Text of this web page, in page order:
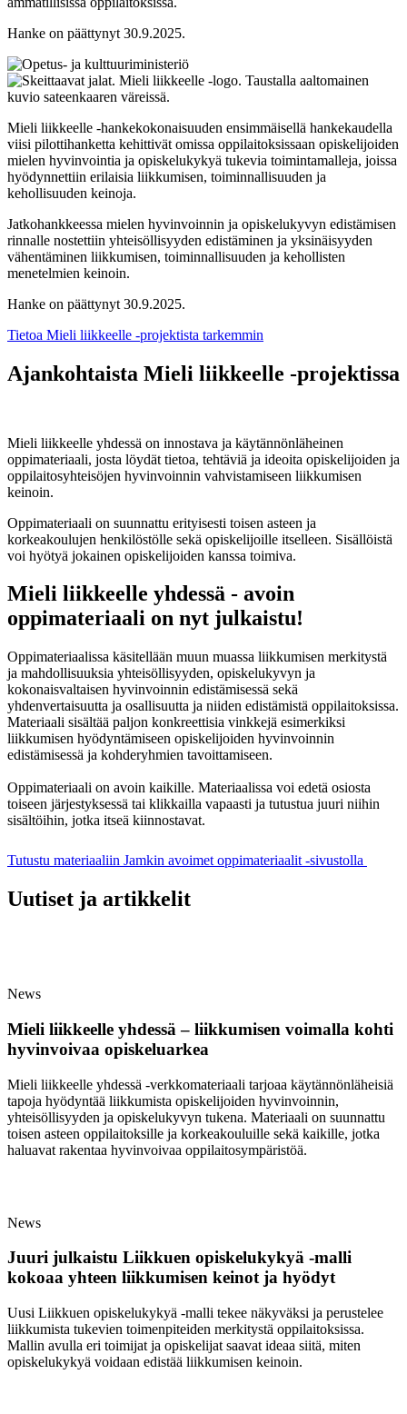
Hanke on päättynyt 30.9.2025.
Mieli liikkeelle -hankekokonaisuuden ensimmäisellä hankekaudella
viisi pilottihanketta kehittivät omissa oppilaitoksissaan opiskelijoiden
mielen hyvinvointia ja opiskelukykyä tukevia toimintamalleja, joissa
hyödynnettiin erilaisia liikkumisen, toiminnallisuuden ja
kehollisuuden keinoja.
Jatkohankkeessa mielen hyvinvoinnin ja opiskelukyvyn edistämisen
rinnalle nostettiin yhteisöllisyyden edistäminen ja yksinäisyyden
vähentäminen liikkumisen, toiminnallisuuden ja kehollisten
menetelmien keinoin.
Hanke on päättynyt 30.9.2025.
Tietoa Mieli liikkeelle -projektista tarkemmin
Ajankohtaista Mieli liikkeelle -projektissa
Mieli liikkeelle yhdessä on innostava ja käytännönläheinen
oppimateriaali, josta löydät tietoa, tehtäviä ja ideoita opiskelijoiden ja
oppilaitosyhteisöjen hyvinvoinnin vahvistamiseen liikkumisen
keinoin.
Oppimateriaali on suunnattu erityisesti toisen asteen ja
korkeakoulujen henkilöstölle sekä opiskelijoille itselleen. Sisällöistä
voi hyötyä jokainen opiskelijoiden kanssa toimiva.
Mieli liikkeelle yhdessä - avoin
oppimateriaali on nyt julkaistu!
Oppimateriaalissa käsitellään muun muassa liikkumisen merkitystä
ja mahdollisuuksia yhteisöllisyyden, opiskelukyvyn ja
kokonaisvaltaisen hyvinvoinnin edistämisessä sekä
yhdenvertaisuutta ja osallisuutta ja niiden edistämistä oppilaitoksissa.
Materiaali sisältää paljon konkreettisia vinkkejä esimerkiksi
liikkumisen hyödyntämiseen opiskelijoiden hyvinvoinnin
edistämisessä ja kohderyhmien tavoittamiseen.
Oppimateriaali on avoin kaikille. Materiaalissa voi edetä osiosta
toiseen järjestyksessä tai klikkailla vapaasti ja tutustua juuri niihin
sisältöihin, jotka itseä kiinnostavat.
Tutustu materiaaliin Jamkin avoimet oppimateriaalit -sivustolla
Uutiset ja artikkelit
News
Mieli liikkeelle yhdessä – liikkumisen voimalla kohti
hyvinvoivaa opiskeluarkea
Mieli liikkeelle yhdessä -verkkomateriaali tarjoaa käytännönläheisiä
tapoja hyödyntää liikkumista opiskelijoiden hyvinvoinnin,
yhteisöllisyyden ja opiskelukyvyn tukena. Materiaali on suunnattu
toisen asteen oppilaitoksille ja korkeakouluille sekä kaikille, jotka
haluavat rakentaa hyvinvoivaa oppilaitosympäristöä.
News
Juuri julkaistu Liikkuen opiskelukykyä -malli
kokoaa yhteen liikkumisen keinot ja hyödyt
Uusi Liikkuen opiskelukykyä -malli tekee näkyväksi ja perustelee
liikkumista tukevien toimenpiteiden merkitystä oppilaitoksissa.
Mallin avulla eri toimijat ja opiskelijat saavat ideaa siitä, miten
opiskelukykyä voidaan edistää liikkumisen keinoin.